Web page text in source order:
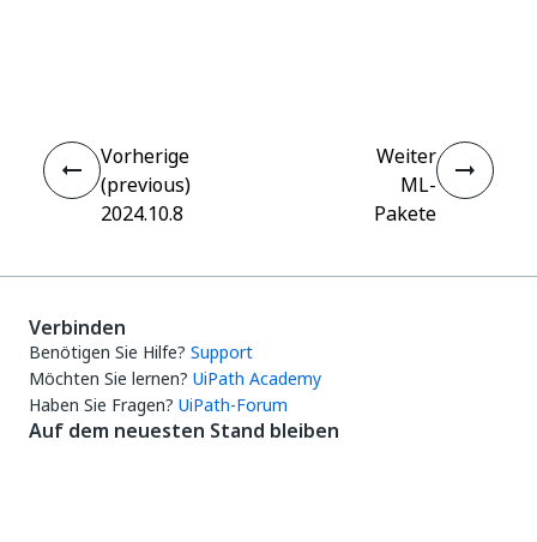
Vorherige
(previous)
2024.10.8
Weiter
ML-
Pakete
Verbinden
Benötigen Sie Hilfe? Support
Möchten Sie lernen? UiPath Academy
Haben Sie Fragen? UiPath-Forum
Auf dem neuesten Stand bleiben